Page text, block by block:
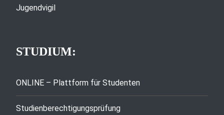
Jugendvigil
STUDIUM:
ONLINE – Plattform für Studenten
Studienberechtigungsprüfung